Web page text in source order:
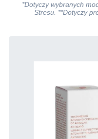
*Dotyczy wybranych
Stresu. **Dotyczy